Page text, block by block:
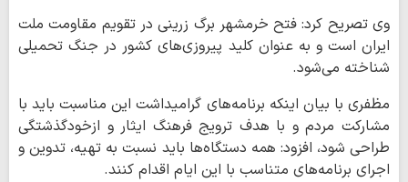
وی تصریح کرد: فتح خرمشهر برگ زرینی در تقویم مقاومت ملت
ایران است و به عنوان کلید پیروزی‌های کشور در جنگ تحمیلی
شناخته می‌شود.
مظفری با بیان اینکه برنامه‌های گرامیداشت این مناسبت باید با
مشارکت مردم و با هدف ترویج فرهنگ ایثار و ازخودگذشتگی
طراحی شود، افزود: همه دستگاه‌ها باید نسبت به تهیه، تدوین و
اجرای برنامه‌های متناسب با این ایام اقدام کنند.